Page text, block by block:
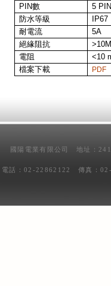
PIN數
5
防水等級
IP67
耐電流
5A
絕緣阻抗
電阻
<10
檔案下載
PDF
國陽電業有限公司 地址：
電話：02-22862122 傳真：